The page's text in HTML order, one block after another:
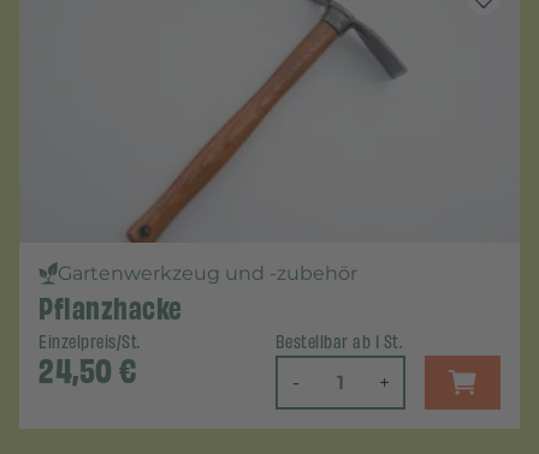
Gartenwerkzeug und -zubehör
Pflanzhacke
Einzelpreis/St.
24,50€
Bestellbar ab 1 St.
- +